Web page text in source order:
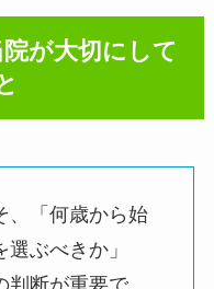
が大切にして
、「何歳から始
ぶべきか」